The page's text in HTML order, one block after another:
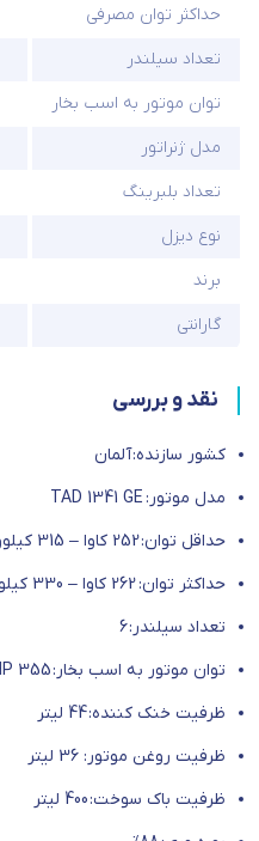
حداکثر توان مصرفی
تعداد سیلندر
توان موتور به اسب بخار
مدل ژنراتور
تعداد بلبرینگ
نوع دیزل
برند
گارانتی
نقد و بررسی
کشور سازنده: آلمان
مدل موتور: TAD 1341 GE
حداقل توان: 252 کاوا – 315 کیلووات
حداکثر توان: 262 کاوا – 330 کیلووات
تعداد سیلندر: 6
توان موتور به اسب بخار: HP 355
ظرفیت خنک کننده: 44 لیتر
ظرفیت روغن موتور: 36 لیتر
ظرفیت باک سوخت: 400 لیتر